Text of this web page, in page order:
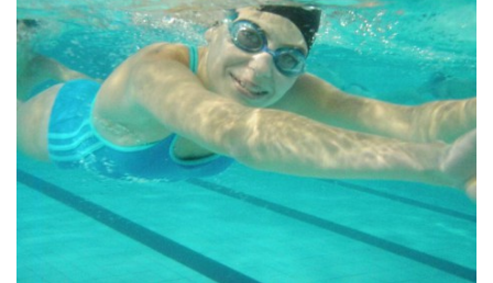
KONTAKTY
DOCHÁZKA A BODOVÁNÍ 2023
SEZNAM ČLENŮ